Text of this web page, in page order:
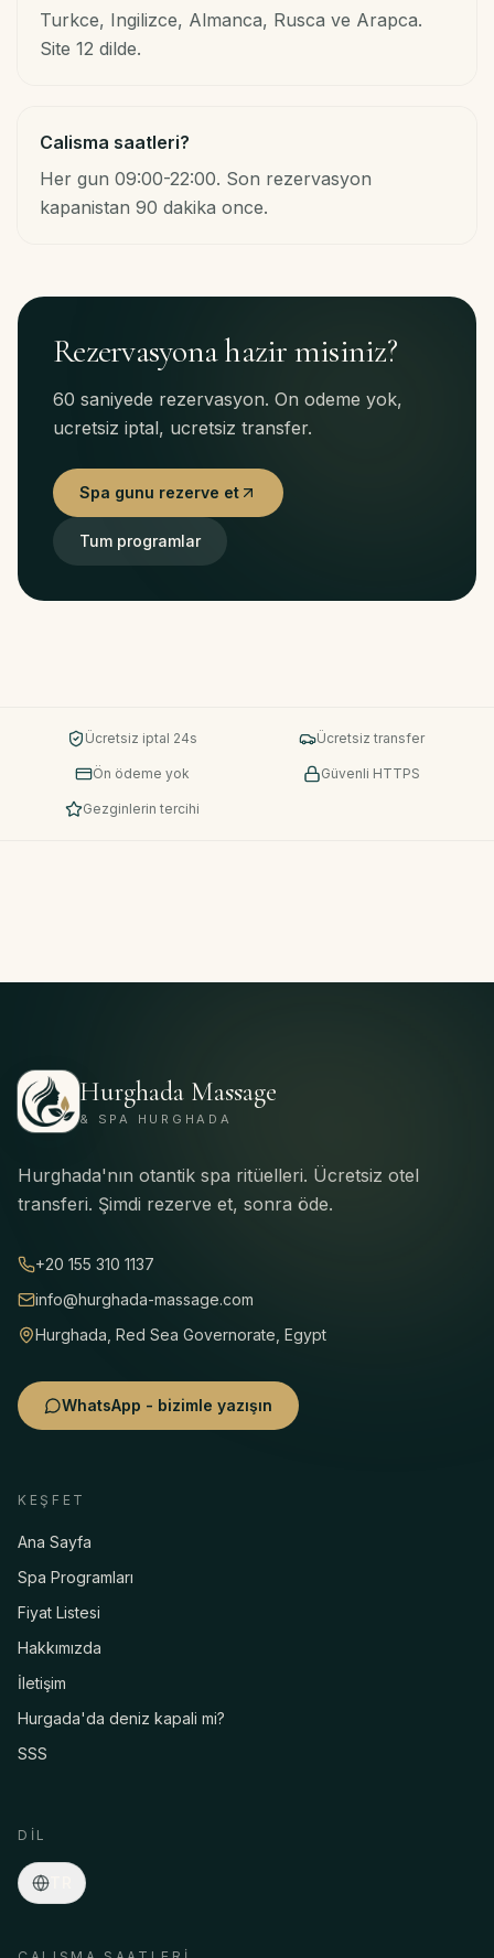
Turkce, Ingilizce, Almanca, Rusca ve Arapca.
Site 12 dilde.
Calisma saatleri?
Her gun 09:00-22:00. Son rezervasyon
kapanistan 90 dakika once.
Rezervasyona hazir misiniz?
60 saniyede rezervasyon. On odeme yok,
ucretsiz iptal, ucretsiz transfer.
Spa gunu rezerve et
Tum programlar
Ücretsiz iptal 24s Ücretsiz transfer
Ön ödeme yok Güvenli HTTPS
Gezginlerin tercihi
Hurghada Massage
& SPA HURGHADA
Hurghada'nın otantik spa ritüelleri. Ücretsiz otel
transferi. Şimdi rezerve et, sonra öde.
+20 155 310 1137
info@hurghada-massage.com
Hurghada, Red Sea Governorate, Egypt
WhatsApp - bizimle yazışın
KEŞFET
Ana Sayfa
Spa Programları
Fiyat Listesi
Hakkımızda
İletişim
Hurgada'da deniz kapali mi?
SSS
DIL